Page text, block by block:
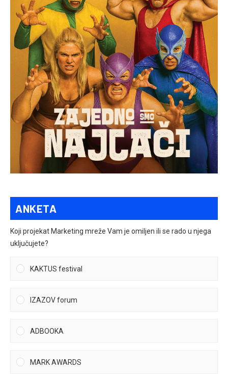
ANKETA
Koji projekat Marketing mreže Vam je omiljen ili se rado u njega
uključujete?
KAKTUS festival
IZAZOV forum
ADBOOKA
MARK AWARDS